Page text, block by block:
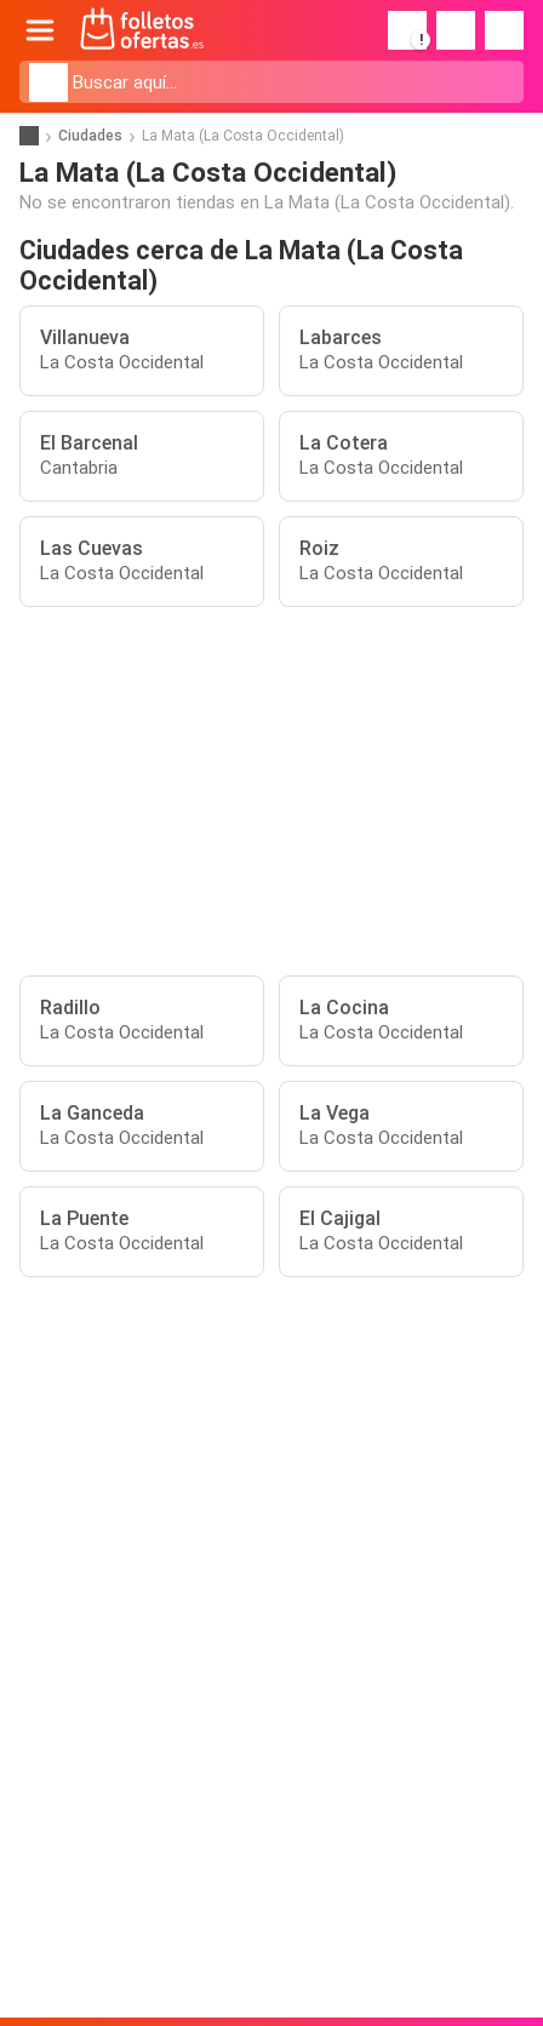
!
Ciudades La Mata (La Costa Occidental)
La Mata (La Costa Occidental)
No se encontraron tiendas en La Mata (La Costa Occidental).
Ciudades cerca de La Mata (La Costa
Occidental)
Villanueva
La Costa Occidental
Labarces
La Costa Occidental
El Barcenal
Cantabria
La Cotera
La Costa Occidental
Las Cuevas
La Costa Occidental
Roiz
La Costa Occidental
Radillo
La Costa Occidental
La Cocina
La Costa Occidental
La Ganceda
La Costa Occidental
La Vega
La Costa Occidental
La Puente
La Costa Occidental
El Cajigal
La Costa Occidental